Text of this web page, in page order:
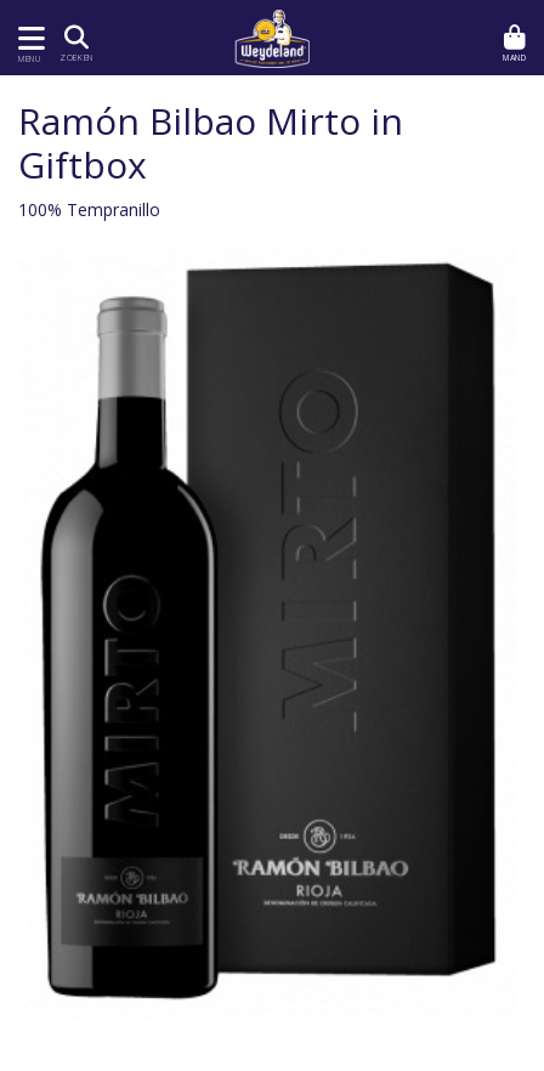
MENU ZOEKEN MAND
Ramón Bilbao Mirto in
Giftbox
100% Tempranillo